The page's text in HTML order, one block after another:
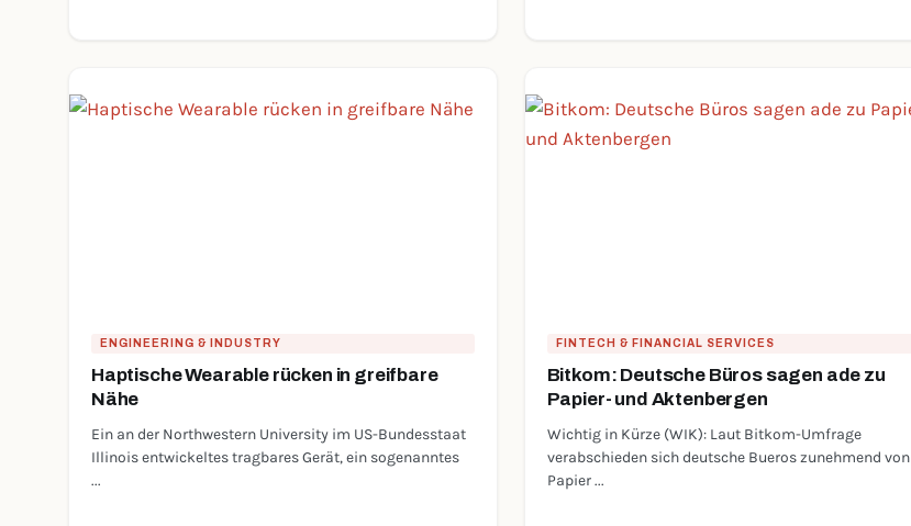
ENGINEERING & INDUSTRY
Haptische Wearable rücken in greifbare
Nähe
Ein an der Northwestern University im US-Bundesstaat
Illinois entwickeltes tragbares Gerät, ein sogenanntes
...
FINTECH & FINANCIAL SERVICES
Bitkom: Deutsche Büros sagen ade zu
Papier- und Aktenbergen
Wichtig in Kürze (WIK): Laut Bitkom-Umfrage
verabschieden sich deutsche Bueros zunehmend von
Papier ...